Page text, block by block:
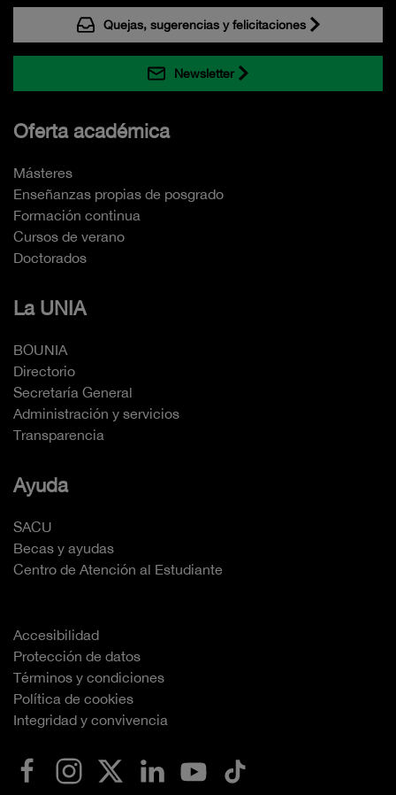
Quejas, sugerencias y felicitaciones
Newsletter
Oferta académica
Másteres
Enseñanzas propias de posgrado
Formación continua
Cursos de verano
Doctorados
La UNIA
BOUNIA
Directorio
Secretaría General
Administración y servicios
Transparencia
Ayuda
SACU
Becas y ayudas
Centro de Atención al Estudiante
Accesibilidad
Protección de datos
Términos y condiciones
Política de cookies
Integridad y convivencia